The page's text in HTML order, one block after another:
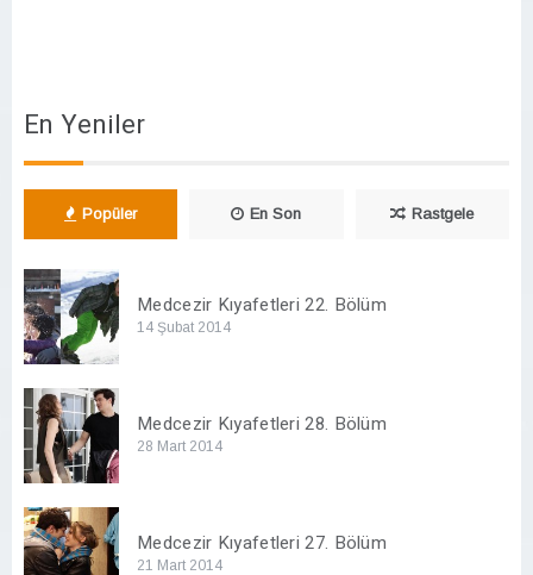
En Yeniler
Popüler En Son Rastgele
Medcezir Kıyafetleri 22. Bölüm
14 Şubat 2014
Medcezir Kıyafetleri 28. Bölüm
28 Mart 2014
Medcezir Kıyafetleri 27. Bölüm
21 Mart 2014